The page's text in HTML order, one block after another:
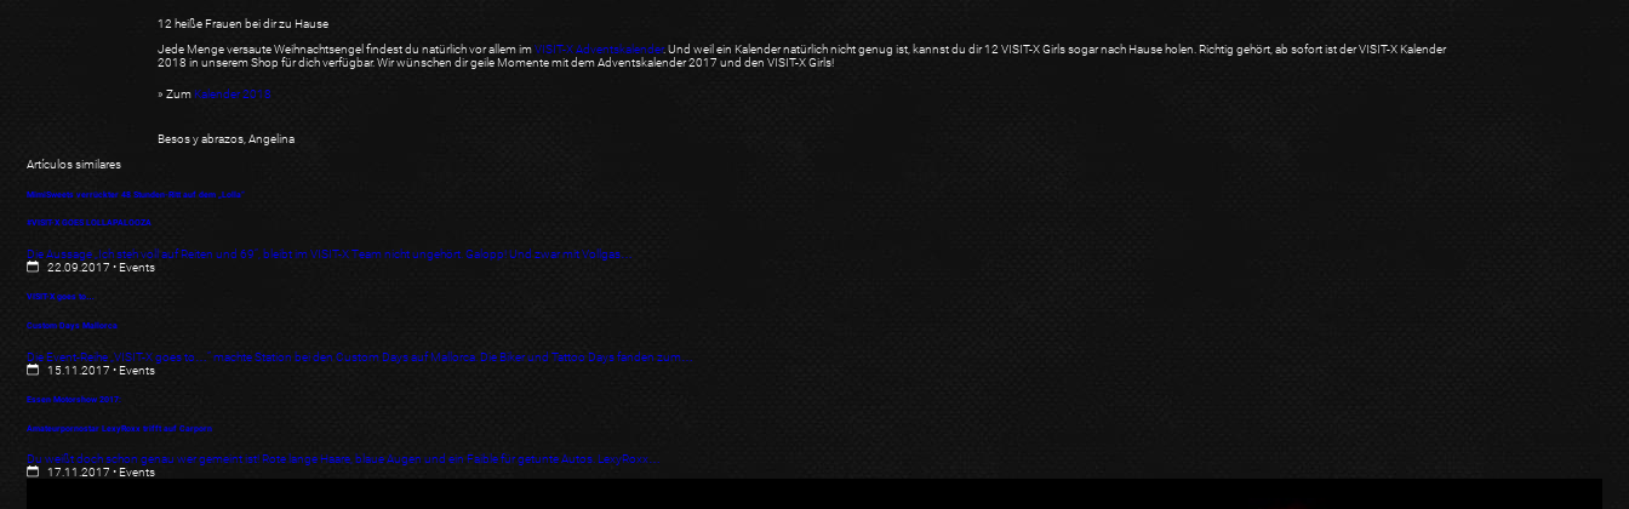
12 heiße Frauen bei dir zu Hause
Jede Menge versaute Weihnachtsengel findest du natürlich vor allem imVISIT-X Adventskalender. Und weil ein Kalender natürlich nicht genug ist, kannst du dir 12 VISIT-X Girls sogar nach Hause holen. Richtig gehört, ab sofort ist der VISIT-X Kalender
2018 in unserem Shop für dich verfügbar. Wir wünschen dir geile Momente mit dem Adventskalender 2017 und den VISIT-X Girls!
» ZumKalender 2018
Besos y abrazos,Angelina
Artículos similares
MimiSweets verrückter 48 Stunden-Ritt auf dem „Lolla“
#VISIT-X GOES LOLLAPALOOZA
Die Aussage „Ich steh voll auf Reiten und 69“, bleibt im VISIT-X Team nicht ungehört. Galopp! Und zwar mit Vollgas…
22.09.2017 •Events
VISIT-X goes to…
Custom Days Mallorca
Die Event-Reihe „VISIT-X goes to…” machte Station bei den Custom Days auf Mallorca. Die Biker und Tattoo Days fanden zum…
15.11.2017 • Events
Essen Motorshow 2017:
Amateurpornostar LexyRoxx trifft auf Carporn
Du weißt doch schon genau wer gemeint ist! Rote lange Haare, blaue Augen und ein Faible für getunte Autos. LexyRoxx…
17.11.2017 • Events